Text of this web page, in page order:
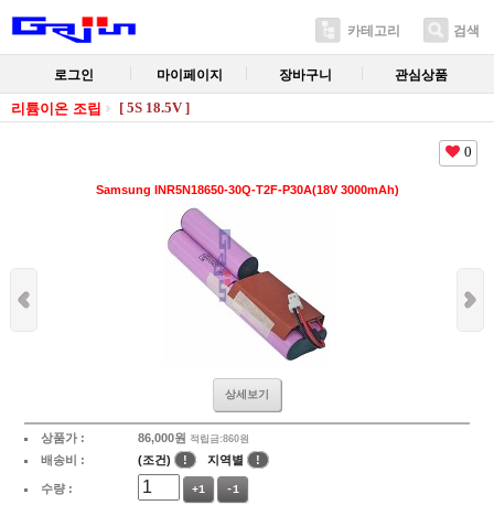
카테고리 검색
로그인 마이페이지 장바구니 관심상품
리튬이온 조립 [ 5S 18.5V ]
0
Samsung INR5N18650-30Q-T2F-P30A(18V 3000mAh)
상세보기
상품가 : 86,000원 적립금:860원
배송비 : (조건) ! 지역별 !
수량 : +1 -1